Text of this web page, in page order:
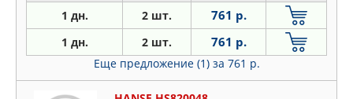
1 дн. 2 шт. 761 р.
1 дн. 2 шт. 761 р.
Еще предложение (1) за 761 р.